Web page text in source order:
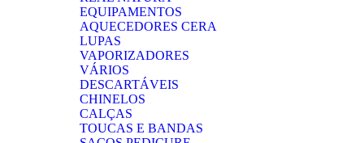
EQUIPAMENTOS
AQUECEDORES CERA
LUPAS
VAPORIZADORES
VÁRIOS
DESCARTÁVEIS
CHINELOS
CALÇAS
TOUCAS E BANDAS